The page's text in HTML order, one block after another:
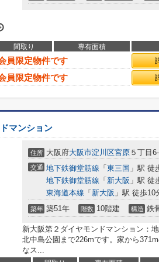
間取り 専有面積
員限定物件です
員限定物件です
マンション
住所 大阪府大阪市淀川区宮原 ５丁目
交通 地下鉄御堂筋線 「 東三国 」駅 徒
地下鉄御堂筋線 「 新大阪 」駅 徒
東海道本線 「 新大阪 」駅 徒歩10
築年 築51年 階数 10階建 構造 鉄
新大阪第２ダイヤモンドマンション：
北中島公園まで226mです。家から
なス...